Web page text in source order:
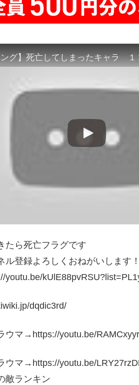
グ】死亡してしまったキャラ １
たら死亡フラグです
ル登録よろしくおねがいします！
dqdic3rd/
ウマ→https://youtu.be/
ウマ→https://youtu.be/
敵ランキン